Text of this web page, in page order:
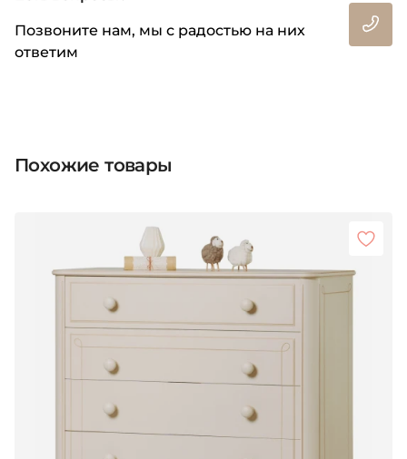
Позвоните нам, мы с радостью на них
ответим
Похожие товары